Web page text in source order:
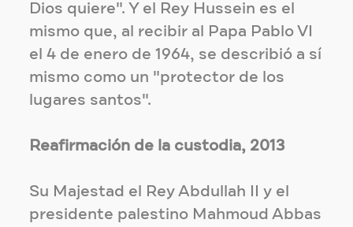
Dios quiere". Y el Rey Hussein es el
mismo que, al recibir al Papa Pablo VI
el 4 de enero de 1964, se describió a sí
mismo como un "protector de los
lugares santos".
Reafirmación de la custodia, 2013
Su Majestad el Rey Abdullah II y el
presidente palestino Mahmoud Abbas